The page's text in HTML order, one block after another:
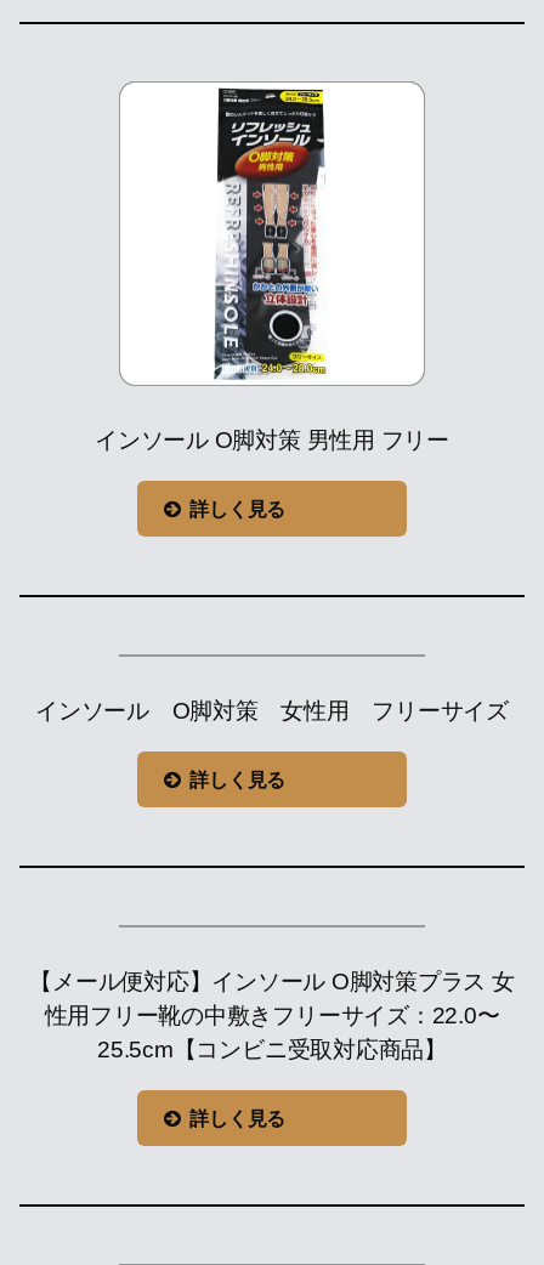
インソール O脚対策 男性用 フリー
詳しく見る
インソール O脚対策 女性用 フリーサイズ
詳しく見る
【メール便対応】インソール O脚対策プラス 女
性用フリー靴の中敷きフリーサイズ：22.0〜
25.5cm【コンビニ受取対応商品】
詳しく見る